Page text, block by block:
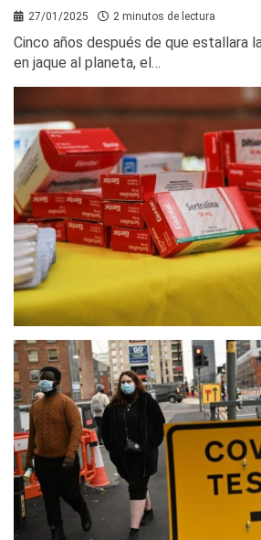
27/01/2025 2 minutos de lectura
Cinco años después de que estallara
en jaque al planeta, el…